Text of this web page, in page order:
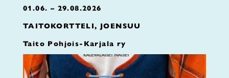
01.06. – 29.08.2026
TAITOKORTTELI, JOENSUU
Taito Pohjois-Karjala ry